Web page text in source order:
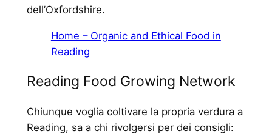
dell’Oxfordshire.
Home – Organic and Ethical Food in
Reading
Reading Food Growing Network
Chiunque voglia coltivare la propria verdura a
Reading, sa a chi rivolgersi per dei consigli: